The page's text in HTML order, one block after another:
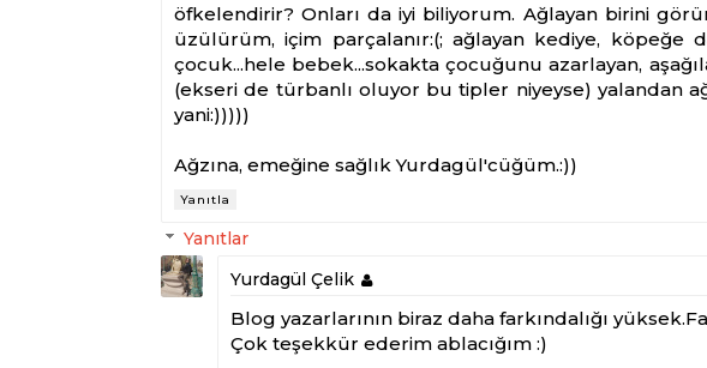
öfkelendirir? Onları da iyi biliyorum. Ağlayan birini
üzülürüm, içim parçalanır:(; ağlayan kediye, köpeğe
çocuk...hele bebek...sokakta çocuğunu azarlayan,
(ekseri de türbanlı oluyor bu tipler niyeyse) yalandan
yani:)))))
Ağzına, emeğine sağlık Yurdagül'cüğüm.:))
Yanıtla
Yanıtlar
Yurdagül Çelik
Blog yazarlarının biraz daha farkındalığı
Çok teşekkür ederim ablacığım :)